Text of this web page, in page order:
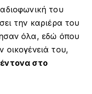
του
την καριέρα του
όλα, εδώ όπου
οικογένειά του,
έντονα στο